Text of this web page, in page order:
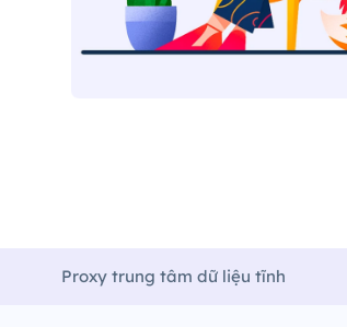
Proxy trung tâm dữ liệu tĩnh